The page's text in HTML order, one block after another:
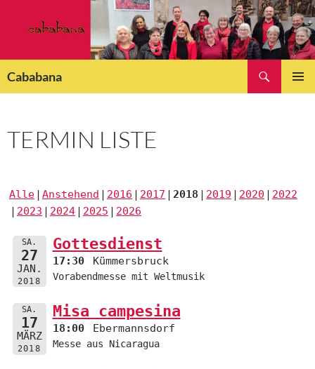
Cababana
TERMIN LISTE
Alle Anstehend 2016 2017 2018 2019 2020
2022
2023
2024 2025 2026
SA.
27
JAN.
2018
Gottesdienst
17:30 Kümmersbruck
Vorabendmesse mit Weltmusik
SA.
17
MÄRZ
2018
Misa campesina
18:00 Ebermannsdorf
Messe aus Nicaragua